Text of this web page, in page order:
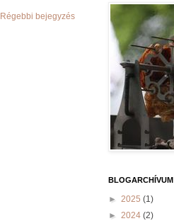
Régebbi bejegyzés
BLOGARCHÍVUM
► 2025 (1)
► 2024 (2)